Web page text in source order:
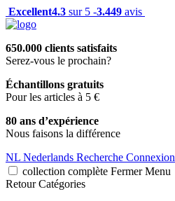
Excellent4.3 sur 5 -3.449 avis
650.000 clients satisfaits
Serez-vous le prochain?
Échantillons gratuits
Pour les articles à 5 €
80 ans d’expérience
Nous faisons la différence
NL Nederlands Recherche Connexion
collection complète Fermer Menu
Retour Catégories